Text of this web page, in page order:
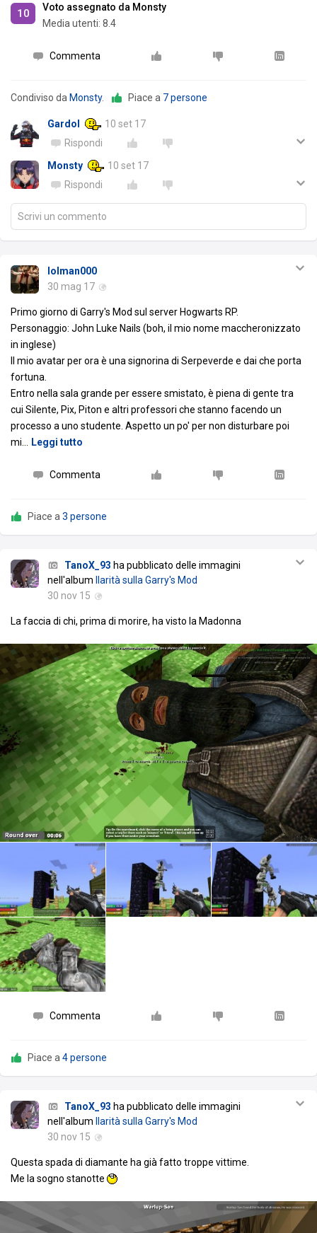
10
Voto assegnato da Monsty
Media utenti: 8.4
Commenta
Condiviso da Monsty. Piace a 7 persone
Gardol
10 set 17
Rispondi
Monsty
10 set 17
Rispondi
Scrivi un commento
lolman000
30 mag 17
Primo giorno di Garry's Mod sul server Hogwarts RP.
Personaggio: John Luke Nails (boh, il mio nome maccheronizzato
in inglese)
Il mio avatar per ora è una signorina di Serpeverde e dai che porta
fortuna.
Entro nella sala grande per essere smistato, è piena di gente tra
cui Silente, Pix, Piton e altri professori che stanno facendo un
processo a uno studente. Aspetto un po' per non disturbare poi
mi
Leggi tutto
Commenta
Piace a 3 persone
TanoX_93 ha pubblicato delle immagini
nell'album Ilarità sulla Garry's Mod
30 nov 15
La faccia di chi, prima di morire, ha visto la Madonna
Commenta
Piace a 4 persone
TanoX_93 ha pubblicato delle immagini
nell'album Ilarità sulla Garry's Mod
30 nov 15
Questa spada di diamante ha già fatto troppe vittime.
Me la sogno stanotte